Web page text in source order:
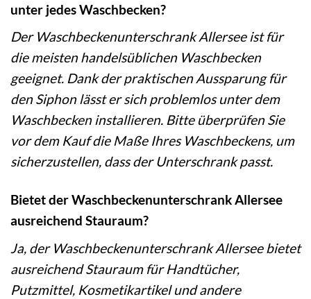
unter jedes Waschbecken?
Der Waschbeckenunterschrank Allersee ist für
die meisten handelsüblichen Waschbecken
geeignet. Dank der praktischen Aussparung für
den Siphon lässt er sich problemlos unter dem
Waschbecken installieren. Bitte überprüfen Sie
vor dem Kauf die Maße Ihres Waschbeckens, um
sicherzustellen, dass der Unterschrank passt.
Bietet der Waschbeckenunterschrank Allersee
ausreichend Stauraum?
Ja, der Waschbeckenunterschrank Allersee bietet
ausreichend Stauraum für Handtücher,
Putzmittel, Kosmetikartikel und andere